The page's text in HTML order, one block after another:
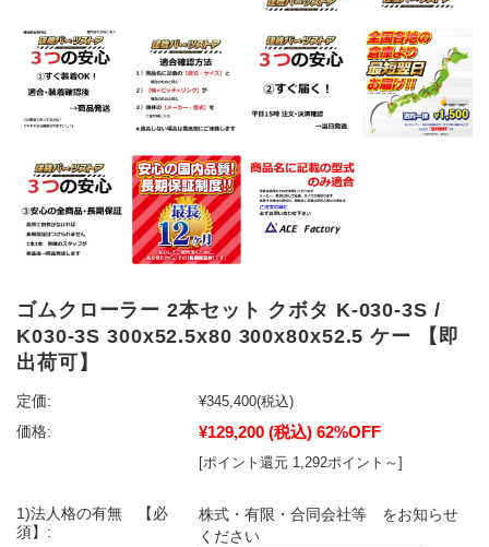
ゴムクローラー 2本セット クボタ K-030-3S /
K030-3S 300x52.5x80 300x80x52.5 ケー 【即
出荷可】
定価: ¥345,400(税込)
価格:
¥129,200 (税込) 62%OFF
[ポイント還元 1,292ポイント～]
1)法人格の有無 【必
須】:
株式・有限・合同会社等 をお知らせ
ください